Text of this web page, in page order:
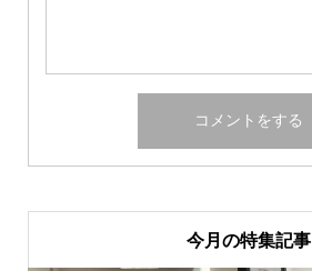
今月の特集記事